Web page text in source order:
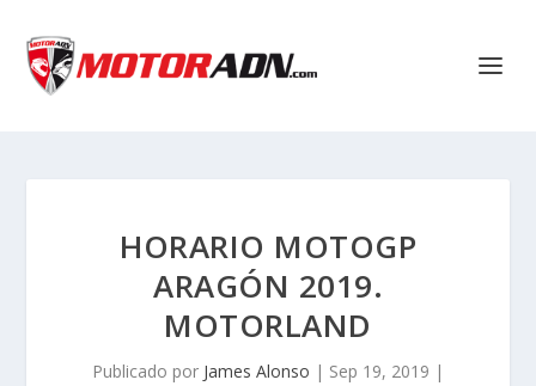
HORARIO MOTOGP
ARAGÓN 2019.
MOTORLAND
Publicado por James Alonso | Sep 19, 2019 |